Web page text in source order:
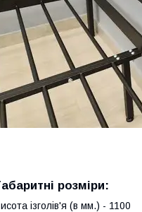
розміри:
ізголів'я (в мм.) - 1100